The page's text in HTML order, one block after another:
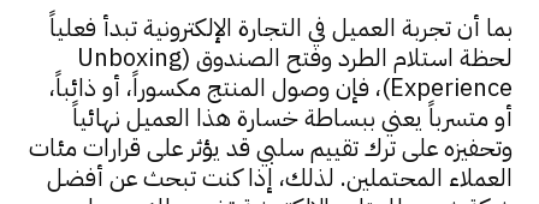
بما أن تجربة العميل في التجارة الإلكترونية تبدأ فعلياً
لحظة استلام الطرد وفتح الصندوق (Unboxing
Experience)، فإن وصول المنتج مكسوراً، أو ذائباً،
أو متسرباً يعني ببساطة خسارة هذا العميل نهائياً
وتحفيزه على ترك تقييم سلبي قد يؤثر على قرارات مئات
العملاء المحتملين. لذلك، إذا كنت تبحث عن أفضل